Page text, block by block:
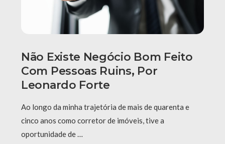
Não Existe Negócio Bom Feito
Com Pessoas Ruins, Por
Leonardo Forte
Ao longo da minha trajetória de mais de quarenta e
cinco anos como corretor de imóveis, tive a
oportunidade de …